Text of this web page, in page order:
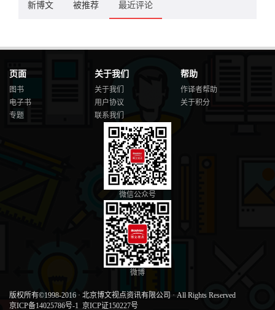
新博文 被推荐 最近评论
页面
图书
电子书
专题
关于我们
关于我们
用户协议
联系我们
帮助
作译者帮助
关于积分
微信公众号
微博
版权所有©1998-2016 · 北京博文视点资讯有限公司 · All Rights Reserved
京ICP备14025786号-1 京ICP证150227号